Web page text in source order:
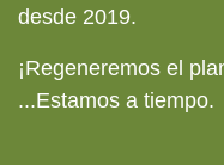
desde 2019.
¡Regeneremos el
...Estamos a tiempo.